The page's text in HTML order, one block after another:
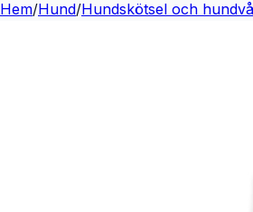
Hem/Hund/Hundskötsel och